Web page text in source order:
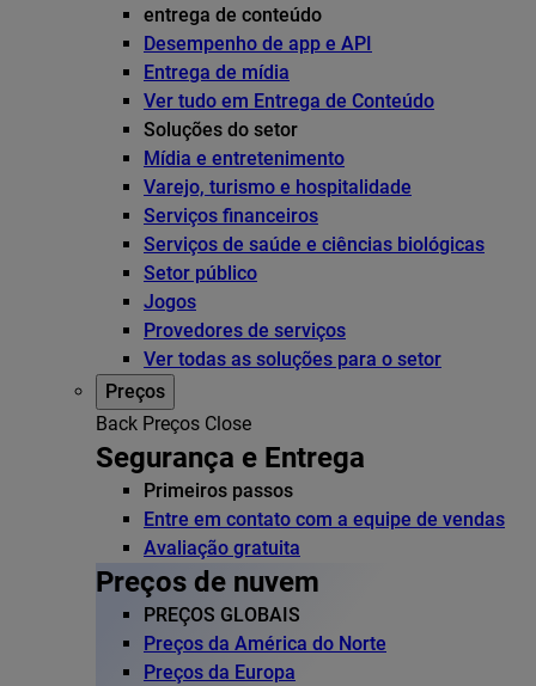
entrega de conteúdo
Desempenho de app e API
Entrega de mídia
Ver tudo em Entrega de Conteúdo
Soluções do setor
Mídia e entretenimento
Varejo, turismo e hospitalidade
Serviços financeiros
Serviços de saúde e ciências biológicas
Setor público
Jogos
Provedores de serviços
Ver todas as soluções para o setor
Preços
Back Preços Close
Segurança e Entrega
Primeiros passos
Entre em contato com a equipe de vendas
Avaliação gratuita
Preços de nuvem
PREÇOS GLOBAIS
Preços da América do Norte
Preços da Europa